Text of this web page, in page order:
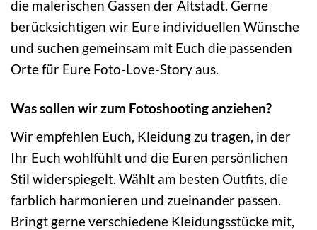
die malerischen Gassen der Altstadt. Gerne
berücksichtigen wir Eure individuellen Wünsche
und suchen gemeinsam mit Euch die passenden
Orte für Eure Foto-Love-Story aus.
Was sollen wir zum Fotoshooting anziehen?
Wir empfehlen Euch, Kleidung zu tragen, in der
Ihr Euch wohlfühlt und die Euren persönlichen
Stil widerspiegelt. Wählt am besten Outfits, die
farblich harmonieren und zueinander passen.
Bringt gerne verschiedene Kleidungsstücke mit,